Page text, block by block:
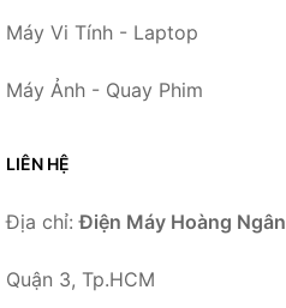
Máy Vi Tính - Laptop
Máy Ảnh - Quay Phim
LIÊN HỆ
Địa chỉ:Điện Máy Hoàng Ngân
Quận 3, Tp.HCM